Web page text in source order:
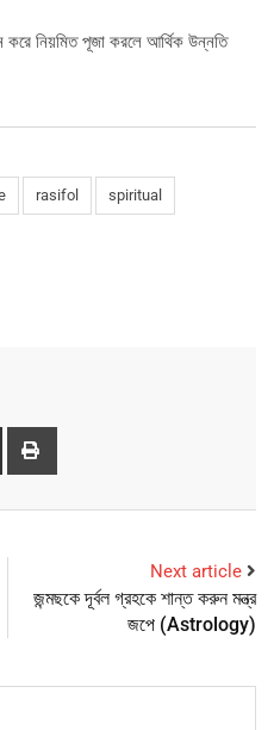
করে নিয়মিত পূজা করলে আর্থিক উন্নতি
rasifol spiritual
Next article
জন্মছকে দূর্বল গ্রহকে শান্ত করুন মন্ত্র
জপে (Astrology)